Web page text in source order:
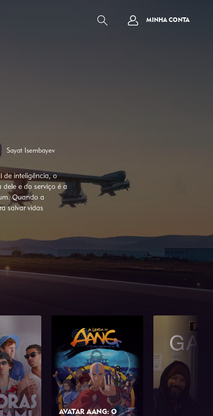
MINHA CONTA
Sayat Isembayev
de inteligência, o
e do serviço é a
Quando a
salvar vidas
AVATAR AANG: O